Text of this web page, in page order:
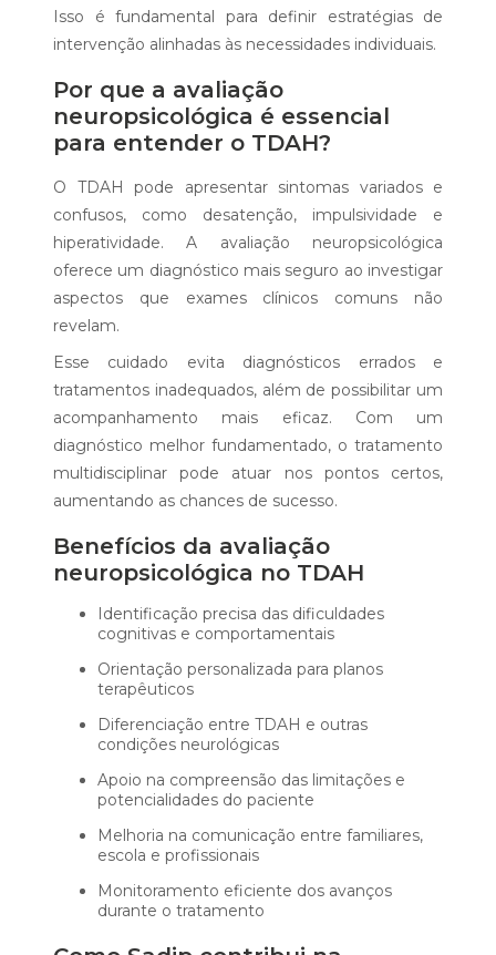
Isso é fundamental para definir estratégias de
intervenção alinhadas às necessidades individuais.
Por que a avaliação
neuropsicológica é essencial
para entender o TDAH?
O TDAH pode apresentar sintomas variados e
confusos, como desatenção, impulsividade e
hiperatividade. A avaliação neuropsicológica
oferece um diagnóstico mais seguro ao investigar
aspectos que exames clínicos comuns não
revelam.
Esse cuidado evita diagnósticos errados e
tratamentos inadequados, além de possibilitar um
acompanhamento mais eficaz. Com um
diagnóstico melhor fundamentado, o tratamento
multidisciplinar pode atuar nos pontos certos,
aumentando as chances de sucesso.
Benefícios da avaliação
neuropsicológica no TDAH
Identificação precisa das dificuldades
cognitivas e comportamentais
Orientação personalizada para planos
terapêuticos
Diferenciação entre TDAH e outras
condições neurológicas
Apoio na compreensão das limitações e
potencialidades do paciente
Melhoria na comunicação entre familiares,
escola e profissionais
Monitoramento eficiente dos avanços
durante o tratamento